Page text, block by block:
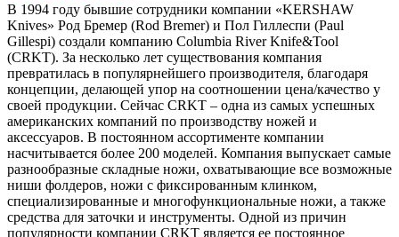
В 1994 году бывшие сотрудники компании «KERSHAW
Knives» Род Бремер (Rod Bremer) и Пол Гиллеспи (Paul
Gillespi) создали компанию Columbia River Knife&Tool
(CRKT). За несколько лет существования компания
превратилась в популярнейшего производителя, благодаря
концепции, делающей упор на соотношении цена/качество у
своей продукции. Сейчас CRKT – одна из самых успешных
американских компаний по производству ножей и
аксессуаров. В постоянном ассортименте компании
насчитывается более 200 моделей. Компания выпускает самые
разнообразные складные ножи, охватывающие все возможные
ниши фолдеров, ножи с фиксированным клинком,
специализированные и многофункциональные ножи, а также
средства для заточки и инструменты. Одной из причин
популярности компании CRKT является ее постоянное